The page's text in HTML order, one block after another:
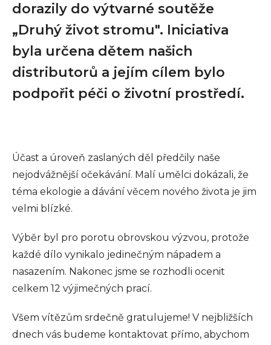
dorazily do výtvarné soutěže
„Druhý život stromu". Iniciativa
byla určena dětem našich
distributorů a jejím cílem bylo
podpořit péči o životní prostředí.
Účast a úroveň zaslaných děl předčily naše
nejodvážnější očekávání. Malí umělci dokázali, že
téma ekologie a dávání věcem nového života je jim
velmi blízké.
Výběr byl pro porotu obrovskou výzvou, protože
každé dílo vynikalo jedinečným nápadem a
nasazením. Nakonec jsme se rozhodli ocenit
celkem 12 výjimečných prací.
Všem vítězům srdečně gratulujeme! V nejbližších
dnech vás budeme kontaktovat přímo, abychom